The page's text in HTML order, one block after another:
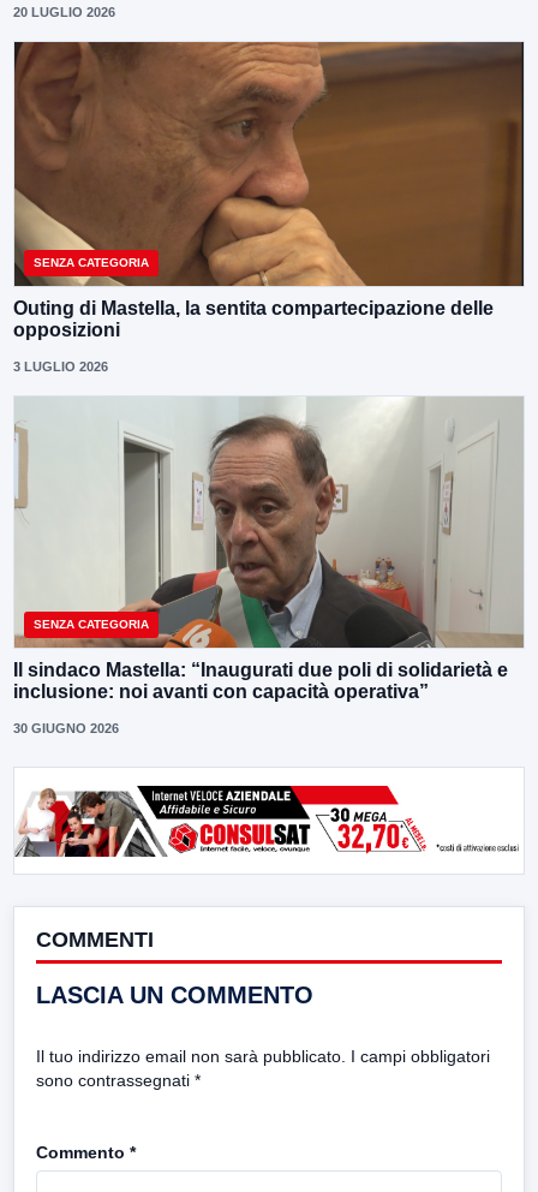
20 LUGLIO 2026
SENZA CATEGORIA
Outing di Mastella, la sentita compartecipazione delle
opposizioni
3 LUGLIO 2026
SENZA CATEGORIA
Il sindaco Mastella: “Inaugurati due poli di solidarietà e
inclusione: noi avanti con capacità operativa”
30 GIUGNO 2026
COMMENTI
LASCIA UN COMMENTO
Il tuo indirizzo email non sarà pubblicato. I campi obbligatori
sono contrassegnati *
Commento *